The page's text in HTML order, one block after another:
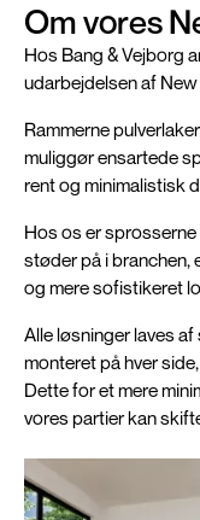
Om vores
Hos Bang & Vejborg
udarbejdelsen af
Rammerne
muliggør ensartede
rent og minimalistisk
Hos os er sprosserne
støder på i branchen,
og mere sofistikeret
Alle løsninger laves
monteret på hver
Dette for et mere
vores partier kan